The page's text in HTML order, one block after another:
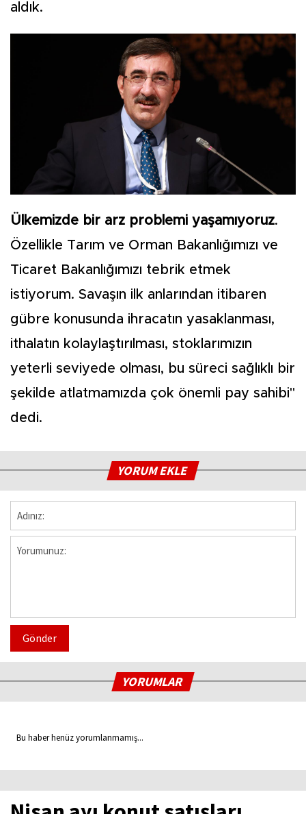
aldık.
Ülkemizde bir arz problemi yaşamıyoruz.
Özellikle Tarım ve Orman Bakanlığımızı ve
Ticaret Bakanlığımızı tebrik etmek
istiyorum. Savaşın ilk anlarından itibaren
gübre konusunda ihracatın yasaklanması,
ithalatın kolaylaştırılması, stoklarımızın
yeterli seviyede olması, bu süreci sağlıklı bir
şekilde atlatmamızda çok önemli pay sahibi"
dedi.
YORUM EKLE
Gönder
YORUMLAR
Bu haber henüz yorumlanmamış...